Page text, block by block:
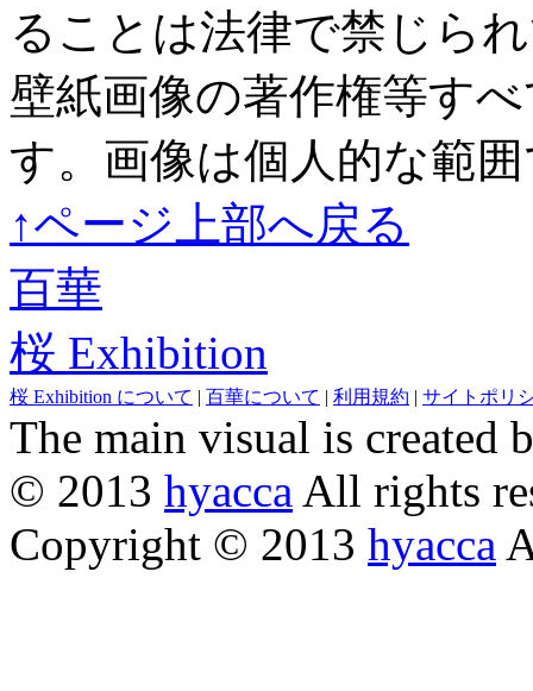
ることは法律で禁じら
壁紙画像の著作権等す
す。画像は個人的な範
↑ページ上部へ戻る
百華
桜 Exhibition
桜 Exhibition について | 百華について | 利用規約 | サイトポリ
The main visual is created
© 2013 hyacca All rights
Copyright © 2013 hyacca